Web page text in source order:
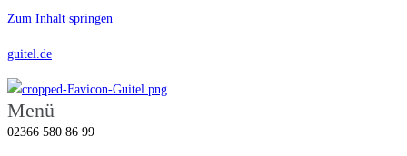
Zum Inhalt springen
guitel.de
Menü
02366 580 86 99